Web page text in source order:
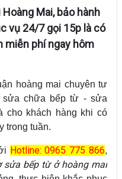
Mai, bảo hành
vụ 24/7 gọi 15p là có
miễn phí ngay hôm
hoàng mai chuyên tư
sửa chữa bếp từ - sửa
cho khách hàng khi có
trong tuần.
Hotline: 0965 775 866,
sửa bếp từ ở hoàng mai